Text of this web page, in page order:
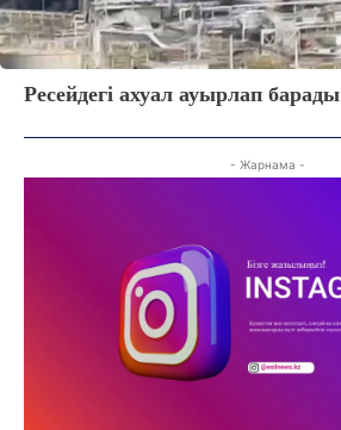
14.1 C Kokshetau
Жоба туралы Байланыс Жарнама
Ресейдегі ахуал ауырлап барады
- Жарнама -